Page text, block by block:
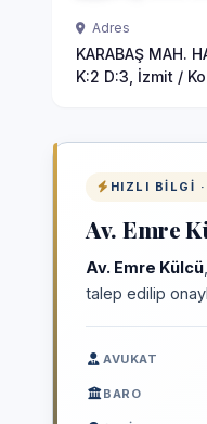
Adres
KARABAŞ MAH.
K:2 D:3, İzmit /
HIZLI BILGI
Av. Emre
Av. Emre Külcü
talep edilip
AVUKAT
BARO